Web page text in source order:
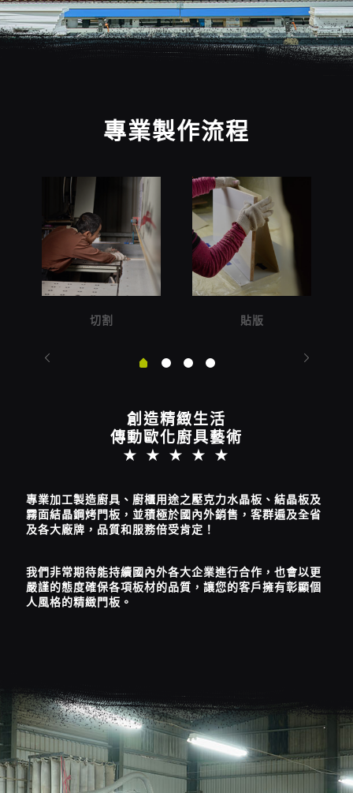
專業製作流程
切割 貼版
創造精緻生活
傳動歐化廚具藝術
★ ★ ★ ★ ★
專業加工製造廚具、廚櫃用途之壓克力水晶板、結晶板及
霧面結晶鋼烤門板，並積極於國內外銷售，客群遍及全省
及各大廠牌，品質和服務倍受肯定！
我們非常期待能持續國內外各大企業進行合作，也會以更
嚴謹的態度確保各項板材的品質，讓您的客戶擁有彰顯個
人風格的精緻門板。